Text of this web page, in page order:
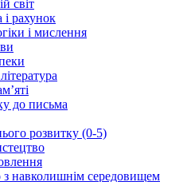
світ
рахунок
і мислення
до письма
розвитку (0-5)
з навколишнім середовищем